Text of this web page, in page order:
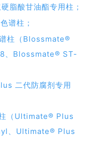
脂酸甘油酯专用柱；
谱柱；
柱（Blossmate®
、Blossmate® ST-
二代防腐剂专用
（Ultimate® Plus
、Ultimate® Plus